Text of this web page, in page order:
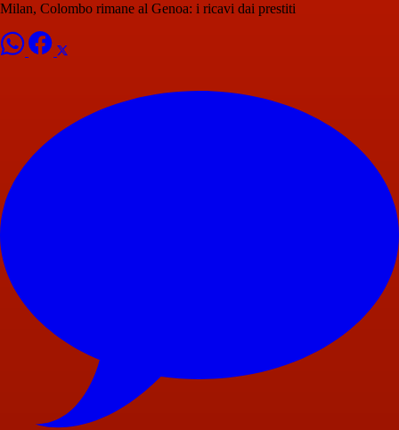
Milan, Colombo rimane al Genoa: i ricavi dai prestiti